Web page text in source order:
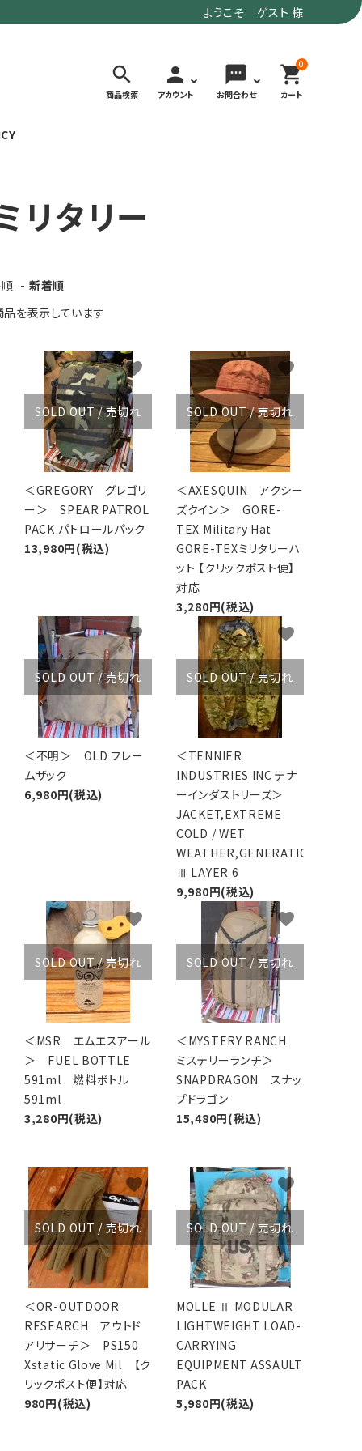
ようこそ ゲスト 様
search
商品検索
person
アカウント
sms
お問合わせ
0
shopping_cart
カート
ウェア・ギア
ヴィンテージなアイテム
リバースポーツ
ミリタリーライン・ミリタリー
リタリー
- 新着順
を表示しています
SOLD OUT / 売切れ
＜GREGORY グレゴリ
ー＞ SPEAR PATROL
PACK パトロールパック
13,980円(税込)
favorite
SOLD OUT / 売切れ
＜AXESQUIN アクシー
ズクイン＞ GORE-
TEX Military Hat
GORE-TEXミリタリーハ
ット 【クリックポスト便】
対応
3,280円(税込)
favorite
SOLD OUT / 売切れ
＜不明＞ OLD フレー
ムザック
6,980円(税込)
favorite
SOLD OUT / 売切れ
＜TENNIER
INDUSTRIES INC テナ
ーインダストリーズ＞
JACKET,EXTREME
COLD / WET
WEATHER,GENERATION
Ⅲ LAYER 6
9,980円(税込)
favorite
SOLD OUT / 売切れ
＜MSR エムエスアール
＞ FUEL BOTTLE
591ml 燃料ボトル
591ml
3,280円(税込)
favorite
SOLD OUT / 売切れ
＜MYSTERY RANCH
ミステリーランチ＞
SNAPDRAGON スナッ
プドラゴン
15,480円(税込)
favorite
SOLD OUT / 売切れ
＜OR-OUTDOOR
RESEARCH アウトド
アリサーチ＞ PS150
Xstatic Glove Mil 【ク
リックポスト便】対応
980円(税込)
favorite
SOLD OUT / 売切れ
MOLLE Ⅱ MODULAR
LIGHTWEIGHT LOAD-
CARRYING
EQUIPMENT ASSAULT
PACK
5,980円(税込)
favorite